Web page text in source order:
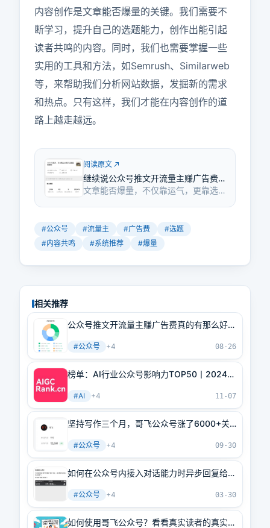
内容创作是文章能否爆量的关键。我们需要不
断学习，提升自己的选题能力，创作出能引起
读者共鸣的内容。同时，我们也需要掌握一些
实用的工具和方法，如Semrush、Similarweb
等，来帮助我们分析网站数据，发掘新的需求
和热点。只有这样，我们才能在内容创作的道
路上越走越远。
阅读原文
继续说公众号推文开流量主赚广告费
真的有那么好赚吗？
文章能否爆量，不仅靠运气，更靠选
起读者共鸣，从而获得系统推荐和爆
量。
#公众号 #流量主 #广告费 #选题
#内容共鸣 #系统推荐 #爆量
相关推荐
公众号推文开流量主赚广告费真的有那么好赚
#公众号 +4 08-26
榜单：AI行业公众号影响力TOP50丨2024年
#AI +4 11-07
坚持写作三个月，哥飞公众号涨了6000+关
1万个点击。
#公众号 +4 09-30
如何在公众号内接入对话能力时异步回复给用
#公众号 +4 03-30
如何使用哥飞公众号？看看真实读者的真实行